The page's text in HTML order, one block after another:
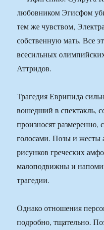
любовником Эгисфом
тем же чувством,
собственную мать. Все
всесильных
Аттридов.
Трагедия Еврипида
вошедший в спектакль,
произносят
голосами. Позы и жесты
рисунков греческих
малоподвижны и
трагедии.
Однако отношения
подробно, тщательно.